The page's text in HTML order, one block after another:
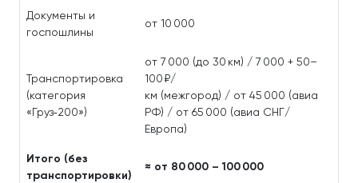
Документы и
госпошлины
от 10 000
Транспортировка
(категория
«Груз‑200»)
от 7 000 (до 30 км) / 7 000 + 50–
100 ₽/
км (межгород) / от 45 000 (авиа
РФ) / от 65 000 (авиа СНГ/
Европа)
Итого (без
транспортировки)
≈ от 80 000 – 100 000